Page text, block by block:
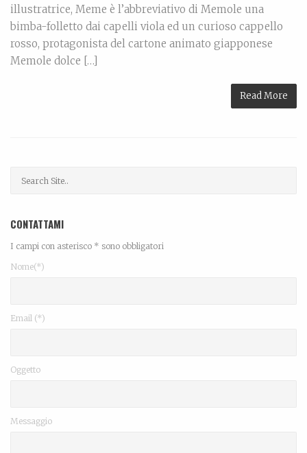
illustratrice, Meme è l’abbreviativo di Memole una
bimba-folletto dai capelli viola ed un curioso cappello
rosso, protagonista del cartone animato giapponese
Memole dolce […]
Read More
CONTATTAMI
I campi con asterisco * sono obbligatori
Nome(*)
Email (*)
Oggetto
Messaggio